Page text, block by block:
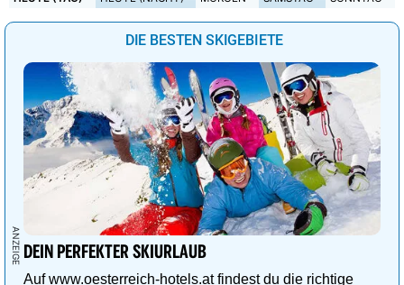
DIE BESTEN SKIGEBIETE
DEIN PERFEKTER SKIURLAUB
Auf www.oesterreich-hotels.at findest du die richtige